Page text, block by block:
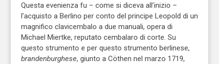
Questa evenienza fu – come si diceva all’inizio –
l’acquisto a Berlino per conto del principe Leopold di un
magnifico clavicembalo a due manuali, opera di
Michael Miertke, reputato cembalaro di corte. Su
questo strumento e per questo strumento berlinese,
brandenburghese, giunto a Cöthen nel marzo 1719,